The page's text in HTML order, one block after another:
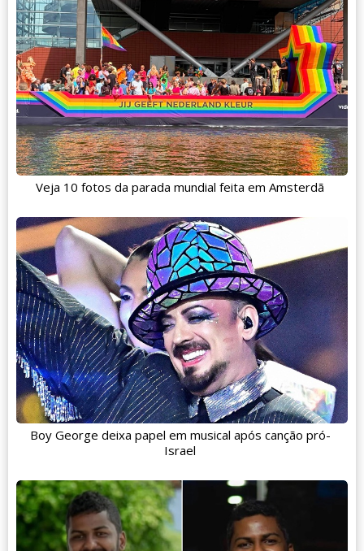
Veja 10 fotos da parada mundial feita em Amsterdã
Boy George deixa papel em musical após canção pró-
Israel